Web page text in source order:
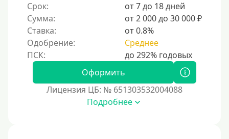
По паспорту
Без паспорта
По фото
Без фото
Без подтверждения дохода
Без справок и поручителей
Срок:
от 7 до 18 дней
Сумма:
от 2 000 до 30 000 ₽
Ставка:
от 0.8%
Одобрение:
Среднее
Оформить
Лицензия ЦБ: № 651303532004088
Подробнее